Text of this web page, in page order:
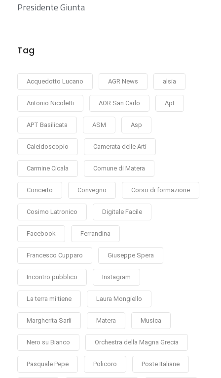
Presidente Giunta
Tag
Acquedotto Lucano AGR News alsia
Antonio Nicoletti AOR San Carlo Apt
APT Basilicata ASM Asp
Caleidoscopio Camerata delle Arti
Carmine Cicala Comune di Matera
Concerto Convegno Corso di formazione
Cosimo Latronico Digitale Facile
Facebook Ferrandina
Francesco Cupparo Giuseppe Spera
Incontro pubblico Instagram
La terra mi tiene Laura Mongiello
Margherita Sarli Matera Musica
Nero su Bianco Orchestra della Magna Grecia
Pasquale Pepe Policoro Poste Italiane